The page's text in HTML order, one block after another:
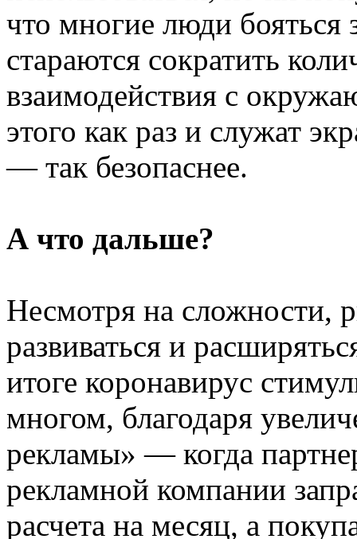
что многие люди бояться
стараются сократить
взаимодействия с
этого как раз и служат
— так безопаснее.
А что дальше?
Несмотря на сложности,
развиваться и
итоге коронавирус
многом, благодаря
рекламы» — когда
рекламной компании
расчета на месяц, а